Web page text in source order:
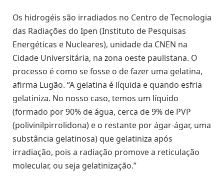
Os hidrogéis são irradiados no Centro de Tecnologia
das Radiações do Ipen (Instituto de Pesquisas
Energéticas e Nucleares), unidade da CNEN na
Cidade Universitária, na zona oeste paulistana. O
processo é como se fosse o de fazer uma gelatina,
afirma Lugão. “A gelatina é líquida e quando esfria
gelatiniza. No nosso caso, temos um líquido
(formado por 90% de água, cerca de 9% de PVP
(polivinilpirrolidona) e o restante por ágar-ágar, uma
substância gelatinosa) que gelatiniza após
irradiação, pois a radiação promove a reticulação
molecular, ou seja gelatinização.”